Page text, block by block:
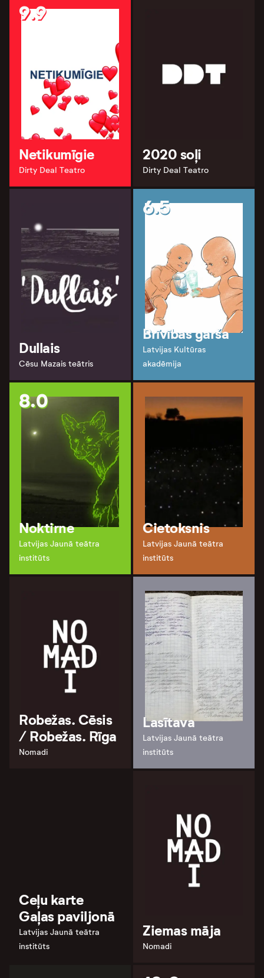
9.9
Netikumīgie
Dirty Deal Teatro
2020 soļi
Dirty Deal Teatro
Dullais
Cēsu Mazais teātris
6.5
Brīvības garša
Latvijas Kultūras
akadēmija
8.0
Noktirne
Latvijas Jaunā teātra
institūts
Cietoksnis
Latvijas Jaunā teātra
institūts
Robežas. Cēsis
/ Robežas. Rīga
Nomadi
Lasītava
Latvijas Jaunā teātra
institūts
Ceļu karte
Gaļas paviljonā
Latvijas Jaunā teātra
institūts
Ziemas māja
Nomadi